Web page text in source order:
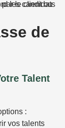
de
Talent
:
vos talents